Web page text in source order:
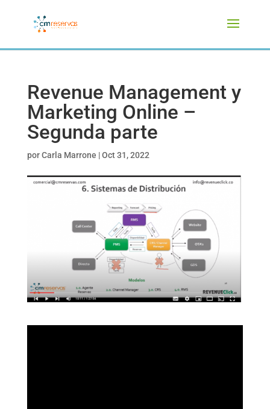
Revenue Management y
Marketing Online –
Segunda parte
porCarla Marrone |Oct 31, 2022